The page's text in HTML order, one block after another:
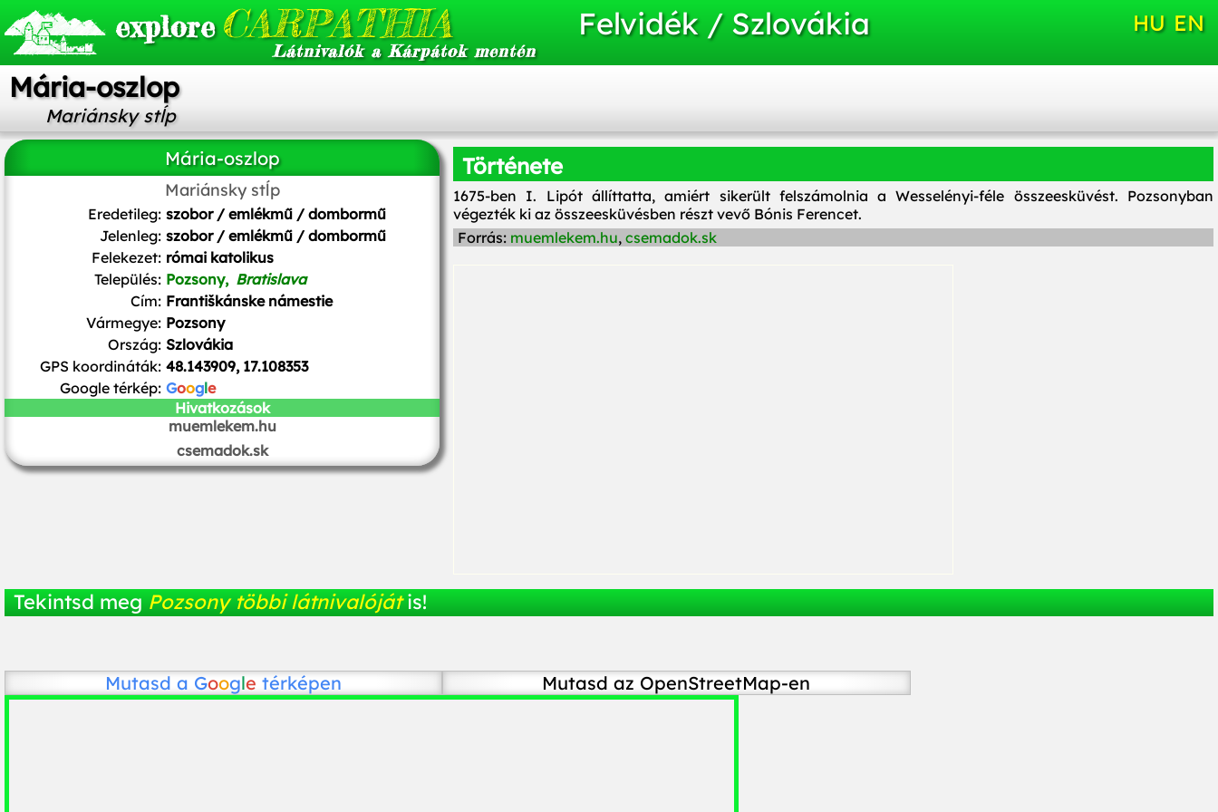
exploreCARPATHIA
Látnivalók a Kárpátok mentén
Felvidék / Szlovákia HU EN
Mária-oszlop
Mariánsky stĺp
Mária-oszlop
Mariánsky stĺp
Lure/CC BY-SA
Eredetileg: szobor / emlékmű / dombormű
Jelenleg: szobor / emlékmű / dombormű
Felekezet: római katolikus
Település: Pozsony, Bratislava
Cím: Františkánske námestie
Vármegye: Pozsony
Ország: Szlovákia
GPS koordináták: 48.143909, 17.108353
Google térkép: Google
Hivatkozások
muemlekem.hu
csemadok.sk
Története
1675-ben I. Lipót állíttatta, amiért sikerült felszámolnia a Wesselényi-féle összeesküvést. Pozsonyban
végezték ki az összeesküvésben részt vevő Bónis Ferencet.
Forrás: muemlekem.hu, csemadok.sk
Tekintsd meg Pozsony többi látnivalóját is!
Mutasd a Google térképen Mutasd az OpenStreetMap-en